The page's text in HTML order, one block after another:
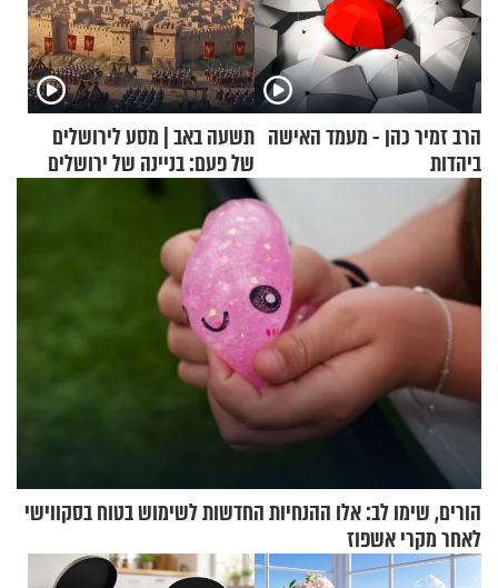
הרב זמיר כהן - מעמד האישה
ביהדות
תשעה באב | מסע לירושלים
של פעם: בניינה של ירושלים
הורים, שימו לב: אלו ההנחיות החדשות לשימוש בטוח בסקווישי
לאחר מקרי אשפוז